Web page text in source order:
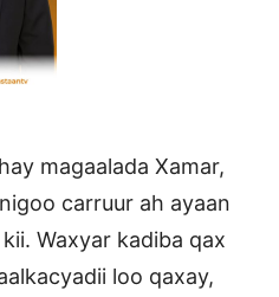
magaalada Xamar,
carruur ah ayaan
Waxyar kadiba qax
loo qaxay,